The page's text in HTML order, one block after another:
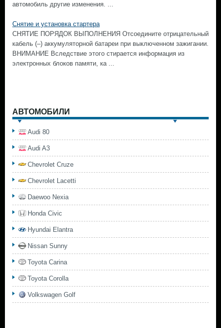
автомобиль другие изменения. ...
Снятие и установка стартера
СНЯТИЕ ПОРЯДОК ВЫПОЛНЕНИЯ Отсоедините отрицательный
кабель (–) аккумуляторной батареи при выключенном зажигании.
ВНИМАНИЕ Вследствие этого стирается информация из
электронных блоков памяти, ка ...
АВТОМОБИЛИ
Audi 80
Audi A3
Chevrolet Cruze
Chevrolet Lacetti
Daewoo Nexia
Honda Civic
Hyundai Elantra
Nissan Sunny
Toyota Carina
Toyota Corolla
Volkswagen Golf